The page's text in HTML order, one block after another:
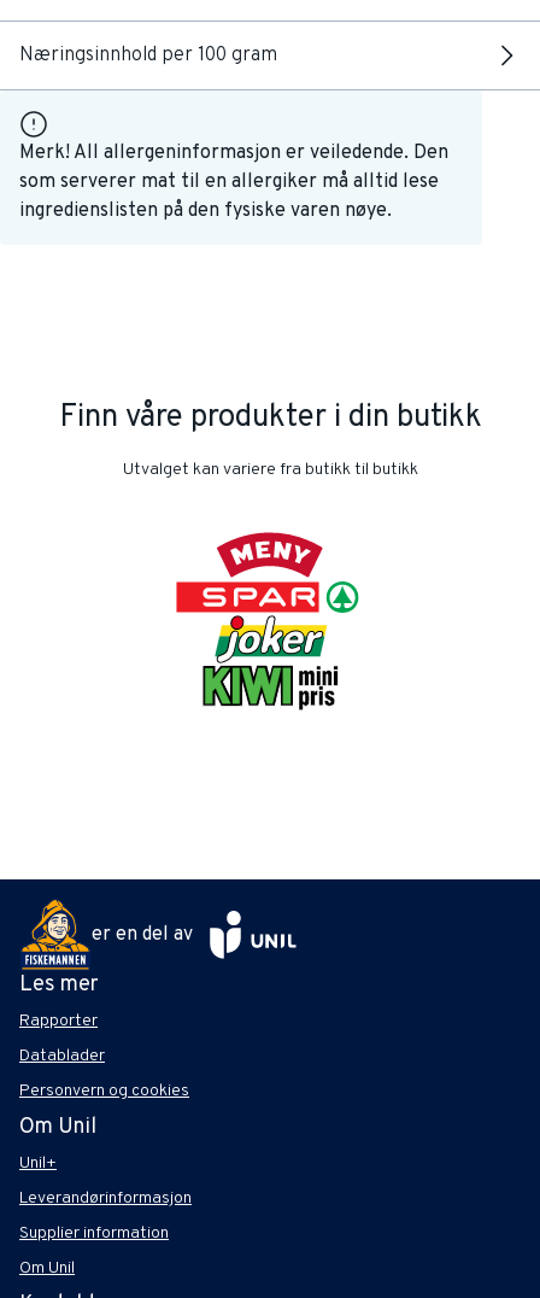
Næringsinnhold per 100 gram
Merk! All allergeninformasjon er veiledende. Den
som serverer mat til en allergiker må alltid lese
ingredienslisten på den fysiske varen nøye.
Finn våre produkter i din butikk
Utvalget kan variere fra butikk til butikk
er en del av
Les mer
Rapporter
Datablader
Personvern og cookies
Om Unil
Unil+
Leverandørinformasjon
Supplier information
Om Unil